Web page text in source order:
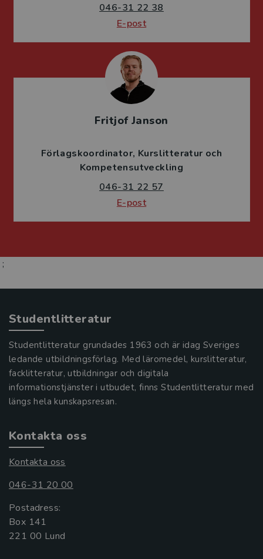
046-31 22 38
E-post
Fritjof Janson
Förlagskoordinator Kurslitteratur och
Kompetensutveckling
046-31 22 57
E-post
;
Studentlitteratur
Studentlitteratur grundades 1963 och är idag Sveriges
ledande utbildningsförlag. Med läromedel, kurslitteratur,
facklitteratur, utbildningar och digitala
informationstjänster i utbudet, finns Studentlitteratur med
längs hela kunskapsresan.
Kontakta oss
Kontakta oss
046-31 20 00
Postadress:
Box 141
221 00 Lund